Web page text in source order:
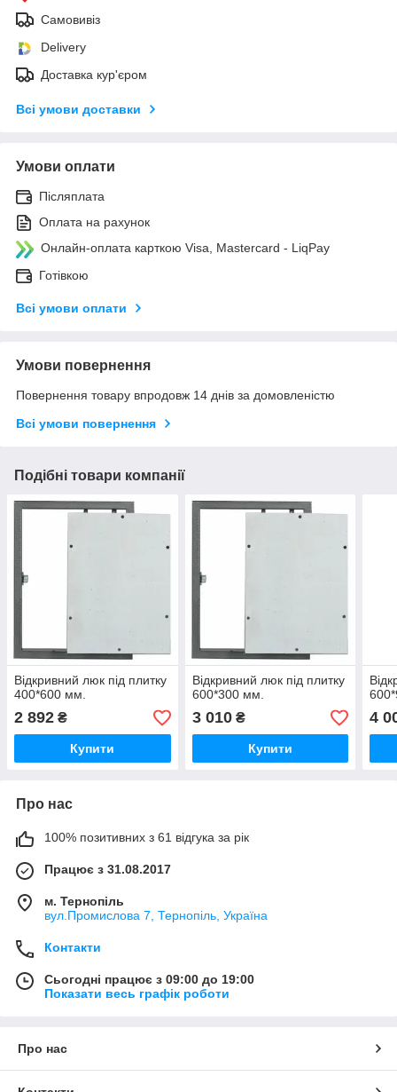
Самовивіз
Delivery
Доставка кур'єром
Всі умови доставки
Умови оплати
Післяплата
Оплата на рахунок
Онлайн-оплата карткою Visa, Mastercard - LiqPay
Готівкою
Всі умови оплати
Умови повернення
Повернення товару впродовж 14 днів за домовленістю
Всі умови повернення
Подібні товари компанії
Відкривний люк під плитку
400*600 мм.
2 892 ₴
Купити
Відкривний люк під плитку
600*300 мм.
3 010₴
Купити
4
Про нас
100% позитивних з 61 відгука за рік
Працює з 31.08.2017
м. Тернопіль
вул.Промислова 7, Тернопіль, Україна
Контакти
Сьогодні працює з 09:00 до 19:00
Показати весь графік роботи
Про нас